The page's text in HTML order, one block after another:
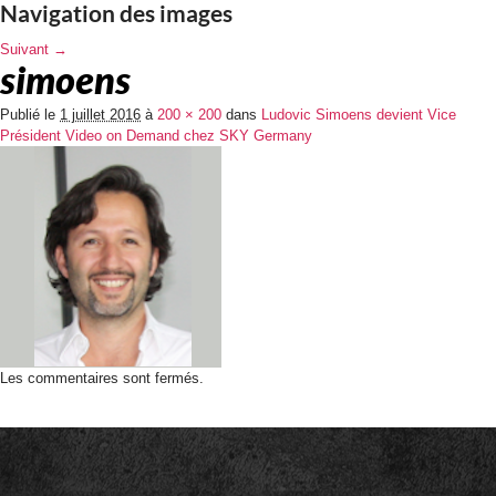
Navigation des images
Suivant →
simoens
Publié le 1 juillet 2016 à 200 × 200 dans Ludovic Simoens devient Vice
Président Video on Demand chez SKY Germany
Les commentaires sont fermés.